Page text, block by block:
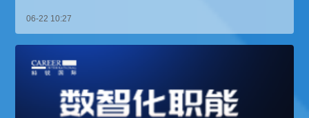
06-22 10:27